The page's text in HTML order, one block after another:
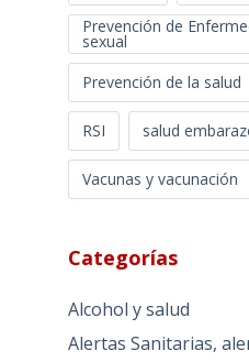
Prevención de
sexual
Prevención de la salud
RSI salud
Vacunas y vacunación
Categorías
Alcohol y salud
Alertas Sanitarias,